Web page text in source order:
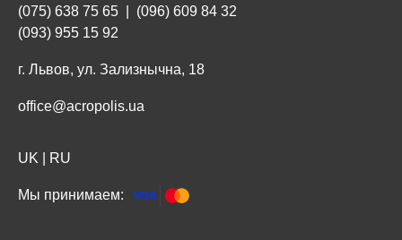
(075) 638 75 65
(096) 609 84 32
(093) 955 15 92
г. Львов, ул. Зализнычна, 18
office@acropolis.ua
UK RU
Мы принимаем: